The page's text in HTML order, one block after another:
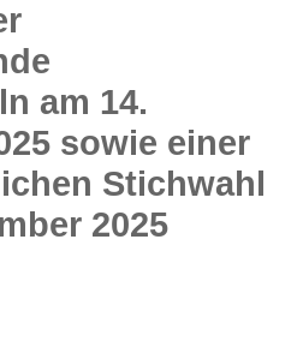
am 14.
sowie einer
Stichwahl
2025